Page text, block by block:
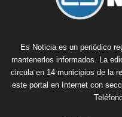
Es Noticia es un periódico
mantenerlos informados. La
circula en 14 municipios de la
este portal en Internet con